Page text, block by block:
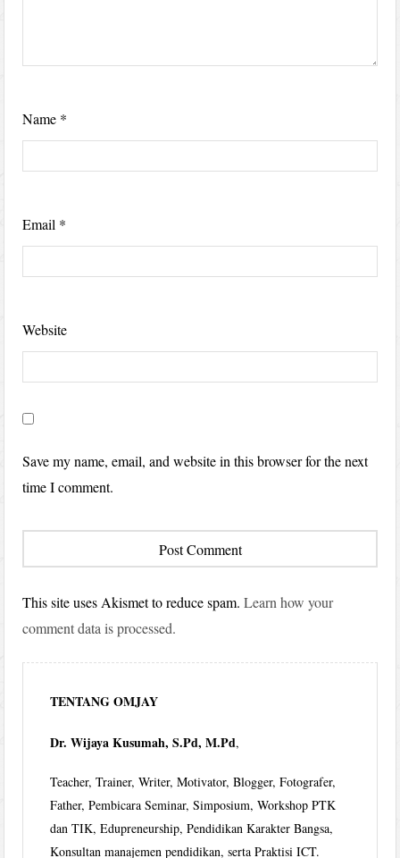
Name *
Email *
Website
Save my name, email, and website in this browser for the next
time I comment.
This site uses Akismet to reduce spam.Learn how your
comment data is processed.
TENTANG OMJAY
Dr. Wijaya Kusumah, S.Pd, M.Pd,
Teacher, Trainer, Writer, Motivator, Blogger, Fotografer,
Father, Pembicara Seminar, Simposium, Workshop PTK
dan TIK, Edupreneurship, Pendidikan Karakter Bangsa,
Konsultan manajemen pendidikan, serta Praktisi ICT.